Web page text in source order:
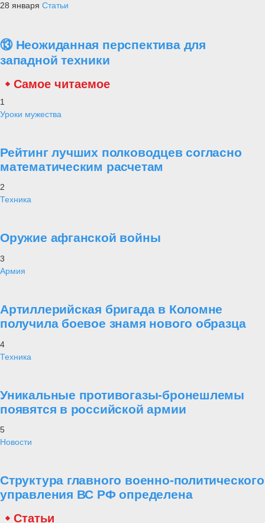
28 января Статьи
⑬ Неожиданная перспектива для
западной техники
Самое читаемое
1
Уроки мужества
Рейтинг лучших полководцев согласно
математическим расчетам
2
Техника
Оружие афганской войны
3
Армия
Артиллерийская бригада в Коломне
получила боевое знамя нового образца
4
Техника
Уникальные противогазы-бронешлемы
появятся в российской армии
5
Новости
Структура главного военно-политического
управления ВС РФ определена
Статьи